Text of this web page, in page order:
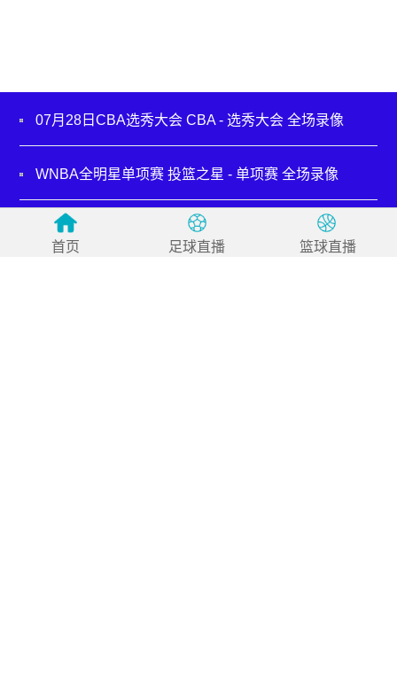
07月28日CBA选秀大会 CBA - 选秀大会 全场录像
WNBA全明星单项赛 投篮之星 - 单项赛 全场录像
07月19日NBA夏季联赛 步行者 - 鹈鹕 全场录像
首页 足球直播 篮球直播